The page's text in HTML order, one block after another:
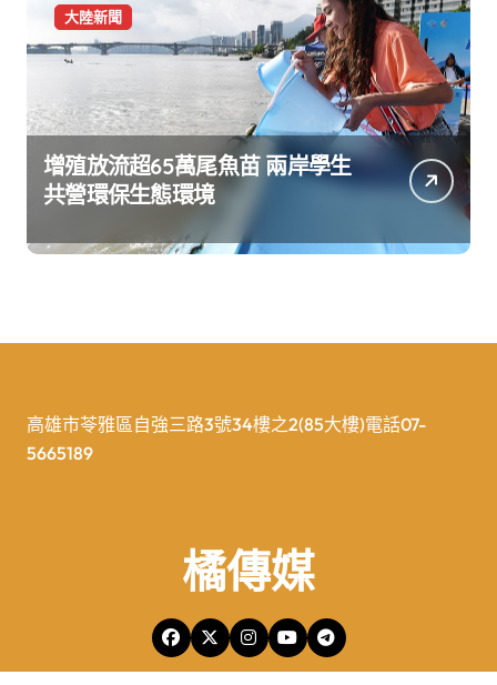
大陸新聞
增殖放流超65萬尾魚苗 兩岸學生
共營環保生態環境
高雄市苓雅區自強三路3號34樓之2(85大樓)電話07-
5665189
橘傳媒